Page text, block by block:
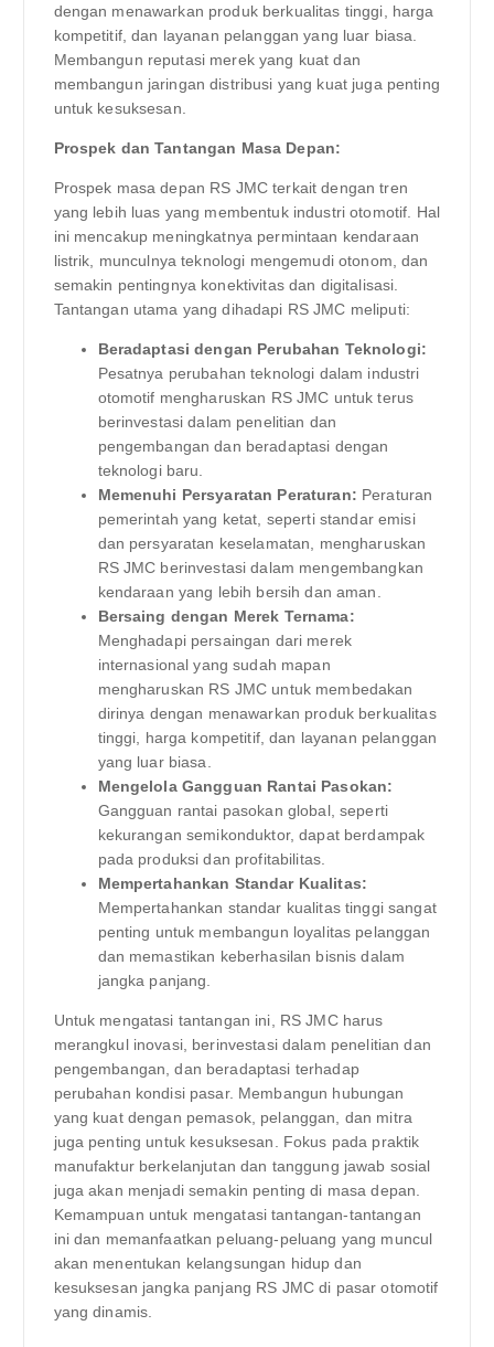
dengan menawarkan produk berkualitas tinggi, harga
kompetitif, dan layanan pelanggan yang luar biasa.
Membangun reputasi merek yang kuat dan
membangun jaringan distribusi yang kuat juga penting
untuk kesuksesan.
Prospek dan Tantangan Masa Depan:
Prospek masa depan RS JMC terkait dengan tren
yang lebih luas yang membentuk industri otomotif. Hal
ini mencakup meningkatnya permintaan kendaraan
listrik, munculnya teknologi mengemudi otonom, dan
semakin pentingnya konektivitas dan digitalisasi.
Tantangan utama yang dihadapi RS JMC meliputi:
Beradaptasi dengan Perubahan Teknologi:
Pesatnya perubahan teknologi dalam industri
otomotif mengharuskan RS JMC untuk terus
berinvestasi dalam penelitian dan
pengembangan dan beradaptasi dengan
teknologi baru.
Memenuhi Persyaratan Peraturan: Peraturan
pemerintah yang ketat, seperti standar emisi
dan persyaratan keselamatan, mengharuskan
RS JMC berinvestasi dalam mengembangkan
kendaraan yang lebih bersih dan aman.
Bersaing dengan Merek Ternama:
Menghadapi persaingan dari merek
internasional yang sudah mapan
mengharuskan RS JMC untuk membedakan
dirinya dengan menawarkan produk berkualitas
tinggi, harga kompetitif, dan layanan pelanggan
yang luar biasa.
Mengelola Gangguan Rantai Pasokan:
Gangguan rantai pasokan global, seperti
kekurangan semikonduktor, dapat berdampak
pada produksi dan profitabilitas.
Mempertahankan Standar Kualitas:
Mempertahankan standar kualitas tinggi sangat
penting untuk membangun loyalitas pelanggan
dan memastikan keberhasilan bisnis dalam
jangka panjang.
Untuk mengatasi tantangan ini, RS JMC harus
merangkul inovasi, berinvestasi dalam penelitian dan
pengembangan, dan beradaptasi terhadap
perubahan kondisi pasar. Membangun hubungan
yang kuat dengan pemasok, pelanggan, dan mitra
juga penting untuk kesuksesan. Fokus pada praktik
manufaktur berkelanjutan dan tanggung jawab sosial
juga akan menjadi semakin penting di masa depan.
Kemampuan untuk mengatasi tantangan-tantangan
ini dan memanfaatkan peluang-peluang yang muncul
akan menentukan kelangsungan hidup dan
kesuksesan jangka panjang RS JMC di pasar otomotif
yang dinamis.